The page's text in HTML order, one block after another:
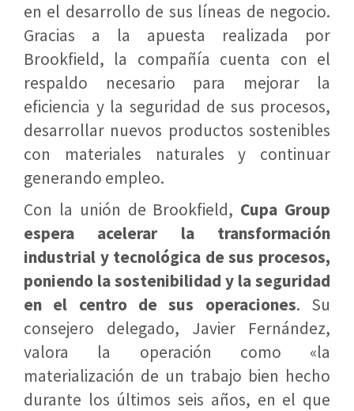
en el desarrollo de sus líneas de negocio.
Gracias a la apuesta realizada por
Brookfield, la compañía cuenta con el
respaldo necesario para mejorar la
eficiencia y la seguridad de sus procesos,
desarrollar nuevos productos sostenibles
con materiales naturales y continuar
generando empleo.
Con la unión de Brookfield, Cupa Group
espera acelerar la transformación
industrial y tecnológica de sus procesos,
poniendo la sostenibilidad y la seguridad
en el centro de sus operaciones. Su
consejero delegado, Javier Fernández,
valora la operación como «la
materialización de un trabajo bien hecho
durante los últimos seis años, en el que